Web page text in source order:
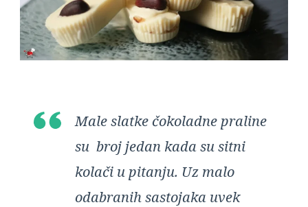
Male slatke čokoladne praline
su broj jedan kada su sitni
kolači u pitanju. Uz malo
odabranih sastojaka uvek